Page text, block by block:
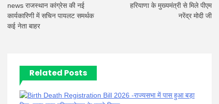
news राजस्थान कांग्रेस की नई
कार्यकारिणी में सचिन पायलट समर्थक
कई नेता बाहर
हरियाणा के मुख्यमंत्री से मिले पीएम
नरेंद्र मोदी जी
Related Posts